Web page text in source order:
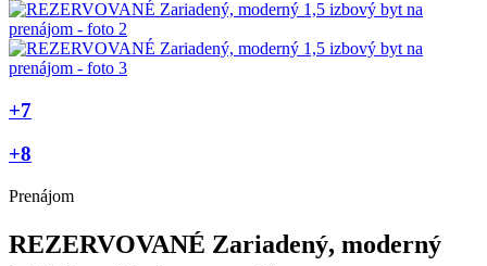
+7
+8
Prenájom
REZERVOVANÉ Zariadený, moderný